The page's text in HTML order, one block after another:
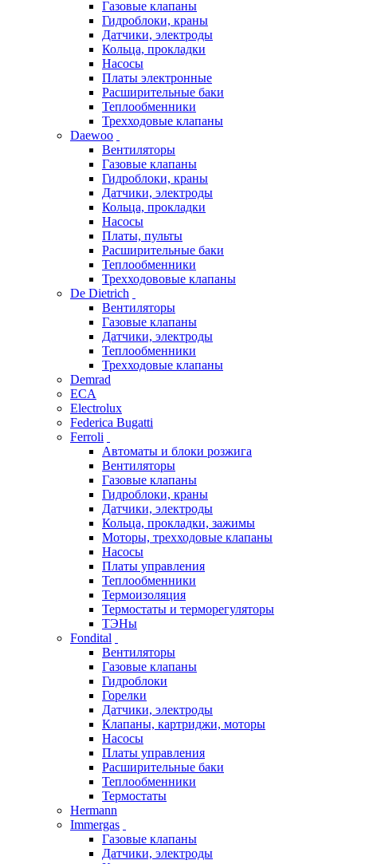
Газовые клапаны
Гидроблоки, краны
Датчики, электроды
Кольца, прокладки
Насосы
Платы электронные
Расширительные баки
Теплообменники
Трехходовые клапаны
Daewoo
Вентиляторы
Газовые клапаны
Гидроблоки, краны
Датчики, электроды
Кольца, прокладки
Насосы
Платы, пульты
Расширительные баки
Теплообменники
Трехходововые клапаны
De Dietrich
Вентиляторы
Газовые клапаны
Датчики, электроды
Теплообменники
Трехходовые клапаны
Demrad
ECA
Electrolux
Federica Bugatti
Ferroli
Автоматы и блоки розжига
Вентиляторы
Газовые клапаны
Гидроблоки, краны
Датчики, электроды
Кольца, прокладки, зажимы
Моторы, трехходовые клапаны
Насосы
Платы управления
Теплообменники
Термоизоляция
Термостаты и терморегуляторы
ТЭНы
Fondital
Вентиляторы
Газовые клапаны
Гидроблоки
Горелки
Датчики, электроды
Клапаны, картриджи, моторы
Насосы
Платы управления
Расширительные баки
Теплообменники
Термостаты
Hermann
Immergas
Газовые клапаны
Датчики, электроды